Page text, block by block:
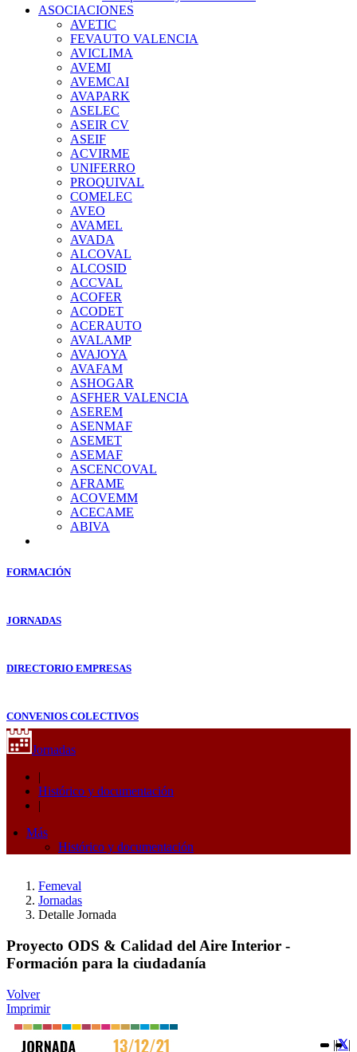
ASOCIACIONES
AVETIC
FEVAUTO VALENCIA
AVICLIMA
AVEMI
AVEMCAI
AVAPARK
ASELEC
ASEIR CV
ASEIF
ACVIRME
UNIFERRO
PROQUIVAL
COMELEC
AVEO
AVAMEL
AVADA
ALCOVAL
ALCOSID
ACCVAL
ACOFER
ACODET
ACERAUTO
AVALAMP
AVAJOYA
AVAFAM
ASHOGAR
ASFHER VALENCIA
ASEREM
ASENMAF
ASEMET
ASEMAF
ASCENCOVAL
AFRAME
ACOVEMM
ACECAME
ABIVA
FORMACIÓN
JORNADAS
DIRECTORIO EMPRESAS
CONVENIOS COLECTIVOS
Jornadas
|
Histórico y documentación
|
Más
Histórico y documentación
Femeval
Jornadas
Detalle Jornada
Proyecto ODS & Calidad del Aire Interior -
Formación para la ciudadanía
Volver
Imprimir
|| |